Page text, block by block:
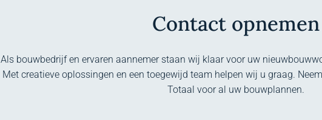
Contact opnemen
Als bouwbedrijf en ervaren aannemer staan wij klaar voor uw
Met creatieve oplossingen en een toegewijd team helpen wij u graag.
Totaal voor al uw bouwplannen.